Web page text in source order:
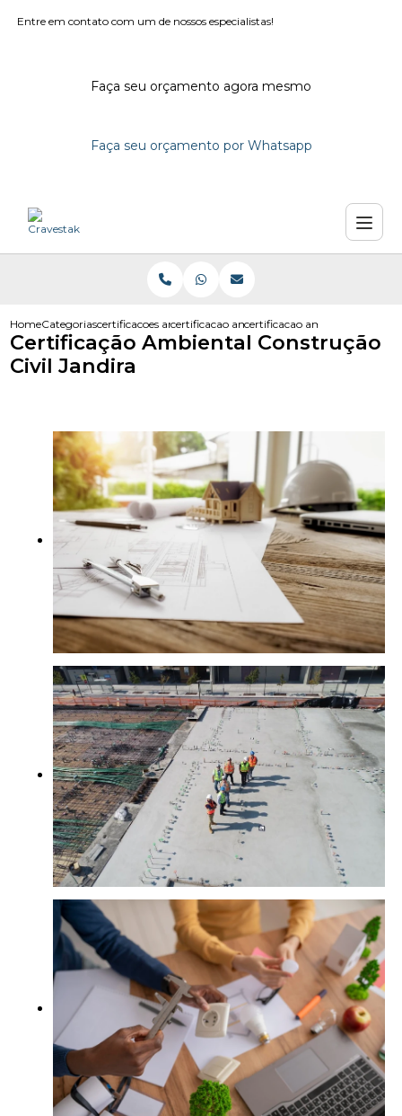
Entre em contato com um de nossos especialistas!
Faça seu orçamento agora mesmo
Faça seu orçamento por Whatsapp
HomeCategoriascertificacoes ambientaiscertificacao ambiental e consultoria
certificacao ambiental
Certificação Ambiental Construção
Civil Jandira